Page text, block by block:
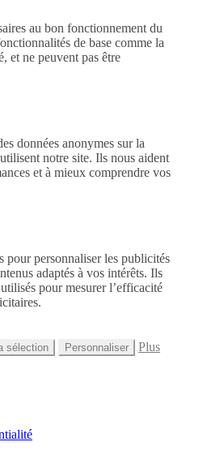
au bon fonctionnement du
de base comme la
et ne peuvent pas être
données anonymes sur la
notre site. Ils nous aident
et à mieux comprendre vos
pour personnaliser les publicités
adaptés à vos intérêts. Ils
pour mesurer l’efficacité
sélection Personnaliser
Plus